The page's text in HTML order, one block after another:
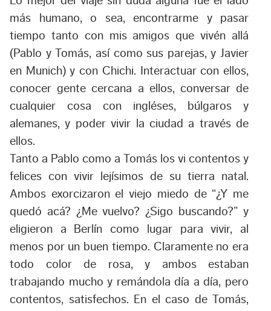
más humano, o sea, encontrarme y pasar
tiempo tanto con mis amigos que vivén allá
(Pablo y Tomás, así como sus parejas, y Javier
en Munich) y con Chichi. Interactuar con ellos,
conocer gente cercana a ellos, conversar de
cualquier cosa con ingléses, búlgaros y
alemanes, y poder vivir la ciudad a través de
ellos.
Tanto a Pablo como a Tomás los vi contentos y
felices con vivir lejísimos de su tierra natal.
Ambos exorcizaron el viejo miedo de “¿Y me
quedó acá? ¿Me vuelvo? ¿Sigo buscando?” y
eligieron a Berlín como lugar para vivir, al
menos por un buen tiempo. Claramente no era
todo color de rosa, y ambos estaban
trabajando mucho y remándola día a día, pero
contentos, satisfechos. En el caso de Tomás,